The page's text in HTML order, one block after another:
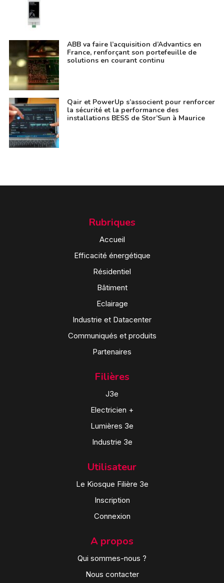
ABB va faire l’acquisition d’Advantics en
France, renforçant son portefeuille de
solutions en courant continu
Qair et PowerUp s’associent pour renforcer
la sécurité et la performance des
installations BESS de Stor’Sun à Maurice
Rubriques
Accueil
Efficacité énergétique
Résidentiel
Bâtiment
Eclairage
Industrie et Datacenter
Communiqués et produits
Partenaires
Filières
J3e
Electricien +
Lumières 3e
Industrie 3e
Utilisateur
Le Kiosque Filière 3e
Inscription
Connexion
A propos
Qui sommes-nous ?
Nous contacter